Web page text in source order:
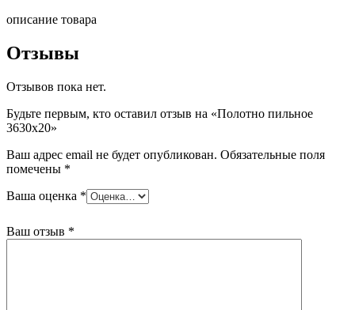
описание товара
Отзывы
Отзывов пока нет.
Будьте первым, кто оставил отзыв на «Полотно пильное
3630х20»
Ваш адрес email не будет опубликован. Обязательные поля
помечены *
Ваша оценка *
Ваш отзыв *